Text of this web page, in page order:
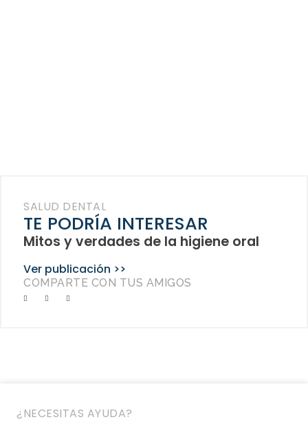
SALUD DENTAL
TE PODRÍA INTERESAR
Mitos y verdades de la higiene oral
Ver publicación >>
COMPARTE CON TUS AMIGOS
¿NECESITAS AYUDA?